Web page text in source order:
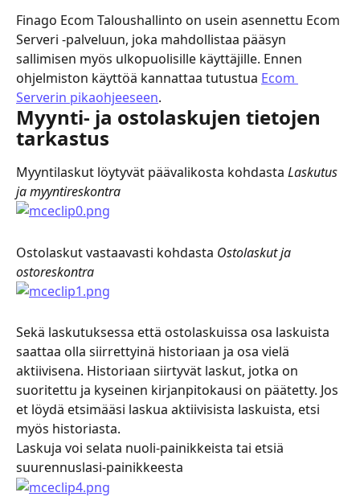
Finago Ecom Taloushallinto on usein asennettu Ecom
Serveri -palveluun, joka mahdollistaa pääsyn
sallimisen myös ulkopuolisille käyttäjille. Ennen
ohjelmiston käyttöä kannattaa tutustua Ecom
Serverin pikaohjeeseen.
Myynti- ja ostolaskujen tietojen
tarkastus
Myyntilaskut löytyvät päävalikosta kohdasta Laskutus
ja myyntireskontra
Ostolaskut vastaavasti kohdasta Ostolaskut ja
ostoreskontra
Sekä laskutuksessa että ostolaskuissa osa laskuista
saattaa olla siirrettyinä historiaan ja osa vielä
aktiivisena. Historiaan siirtyvät laskut, jotka on
suoritettu ja kyseinen kirjanpitokausi on päätetty. Jos
et löydä etsimääsi laskua aktiivisista laskuista, etsi
myös historiasta.
Laskuja voi selata nuoli-painikkeista tai etsiä
suurennuslasi-painikkeesta